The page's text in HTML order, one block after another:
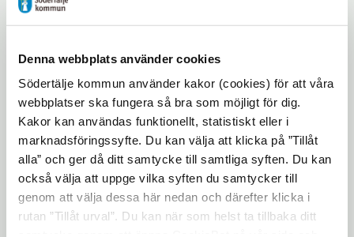
Denna webbplats använder cookies
Södertälje kommun använder kakor (cookies) för att våra
webbplatser ska fungera så bra som möjligt för dig.
Kakor kan användas funktionellt, statistiskt eller i
marknadsföringssyfte. Du kan välja att klicka på ”Tillåt
alla” och ger då ditt samtycke till samtliga syften. Du kan
också välja att uppge vilka syften du samtycker till
genom att välja dessa här nedan och därefter klicka i
rutan ”Tillåt urval”. Du kan när som helst ta tillbaka ditt
nu bättre passar platsen.
strax till vänster om Marentrappan mot
Maren, som träden byts ut. Det sker
eftersom platsen rustas upp, bland annat
för att öka tillgängligheten. Som exempel
anpassas lutningen för en ny ramp ner till
Marenplan. Denna ska fungera som entré